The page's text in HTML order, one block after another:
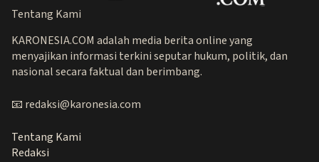
Tentang Kami
KARONESIA.COM adalah media berita online yang
menyajikan informasi terkini seputar hukum, politik, dan
nasional secara faktual dan berimbang.
📧 redaksi@karonesia.com
Tentang Kami
Redaksi